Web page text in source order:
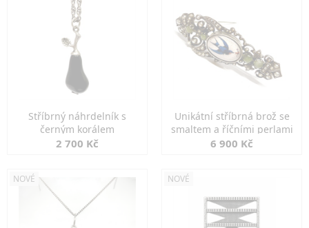
Stříbrný náhrdelník s
černým korálem
2 700 Kč
Unikátní stříbrná brož se
smaltem a říčními perlami
6 900 Kč
NOVÉ NOVÉ